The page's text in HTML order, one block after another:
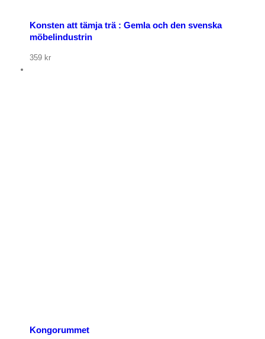
Konsten att tämja trä : Gemla och den svenska
möbelindustrin
359 kr
Kongorummet